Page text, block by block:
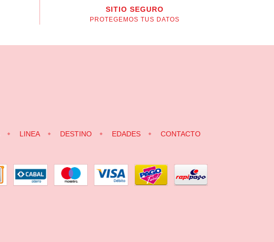
SITIO SEGURO
PROTEGEMOS TUS DATOS
LINEA DESTINO EDADES CONTACTO